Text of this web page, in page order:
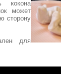
кокона
может
сторону
для